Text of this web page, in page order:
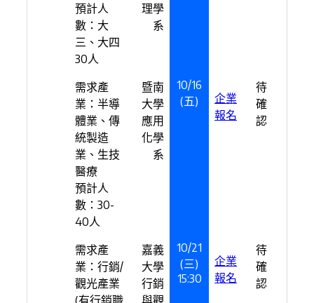
預計人
數：大
三、大四
30人
理學
系
需求產
業：半導
體業、傳
統製造
業、生技
醫療
預計人
數：30-
40人
暨南
大學
應用
化學
系
10/16
(五)
企業
報名
待
確
認
需求產
業：行銷/
觀光產業
嘉義
大學
行銷
10/21
(三)
15:30
企業
報名
待
確
認